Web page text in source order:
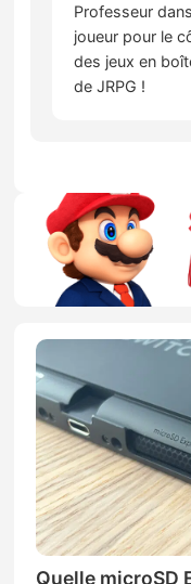
Professeur
joueur pour le
des jeux en
de JRPG !
Quelle microSD